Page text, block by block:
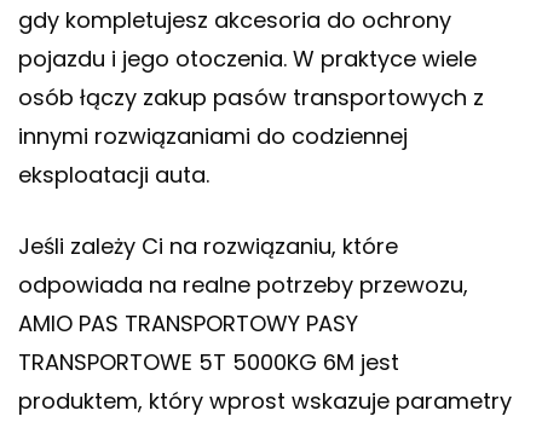
gdy kompletujesz akcesoria do ochrony
pojazdu i jego otoczenia. W praktyce wiele
osób łączy zakup pasów transportowych z
innymi rozwiązaniami do codziennej
eksploatacji auta.
Jeśli zależy Ci na rozwiązaniu, które
odpowiada na realne potrzeby przewozu,
AMIO PAS TRANSPORTOWY PASY
TRANSPORTOWE 5T 5000KG 6M jest
produktem, który wprost wskazuje parametry